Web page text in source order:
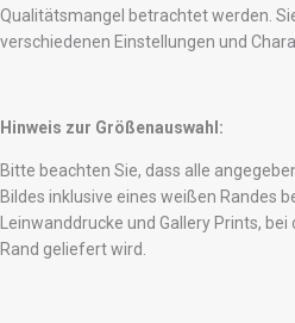
Qualitätsmangel betrachtet werden.
verschiedenen Einstellungen und
Hinweis zur Größenauswahl:
Bitte beachten Sie, dass alle
Bildes inklusive eines weißen Randes
Leinwanddrucke und Gallery Prints,
Rand geliefert wird.